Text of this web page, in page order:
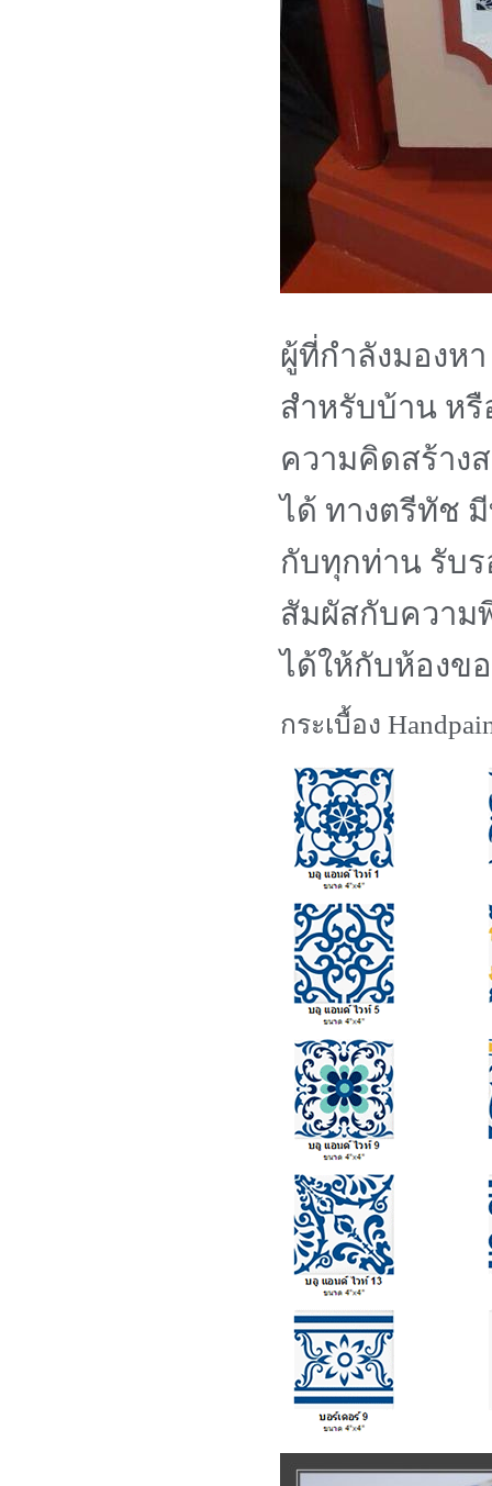
ผู้ที่กำลังมองห
สำหรับบ้าน ห
ความคิดสร้าง
ได้ ทางตรีทัช
กับทุกท่าน รับ
สัมผัสกับความ
ได้ให้กับห้องข
กระเบื้อง